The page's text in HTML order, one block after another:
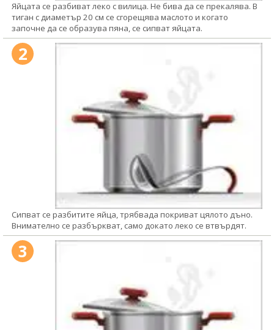
Яйцата се разбиват леко с вилица. Не бива да се прекалява. В
тиган с диаметър 20 см се сгорещява маслото и когато
започне да се образува пяна, се сипват яйцата.
2
Сипват се разбитите яйца, трябвада покриват цялото дъно.
Внимателно се разбъркват, само докато леко се втвърдят.
3